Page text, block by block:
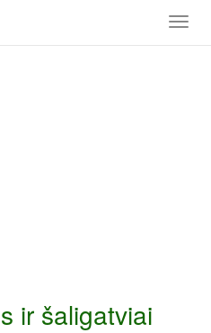
Toggle
ir šaligatviai